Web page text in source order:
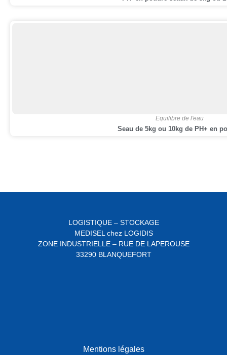
Equilibre de l'eau
Seau de 5kg ou 10kg de PH+ en
LOGISTIQUE – STOCKAGE
MEDISEL chez LOGIDIS
ZONE INDUSTRIELLE – RUE DE LAPEROUSE
33290 BLANQUEFORT
Mentions légales